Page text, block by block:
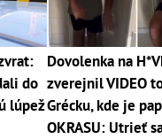
do
lúpež
Dovolenka na
zverejnil VIDEO
Grécku, kde je
OKRASU: Utrieť